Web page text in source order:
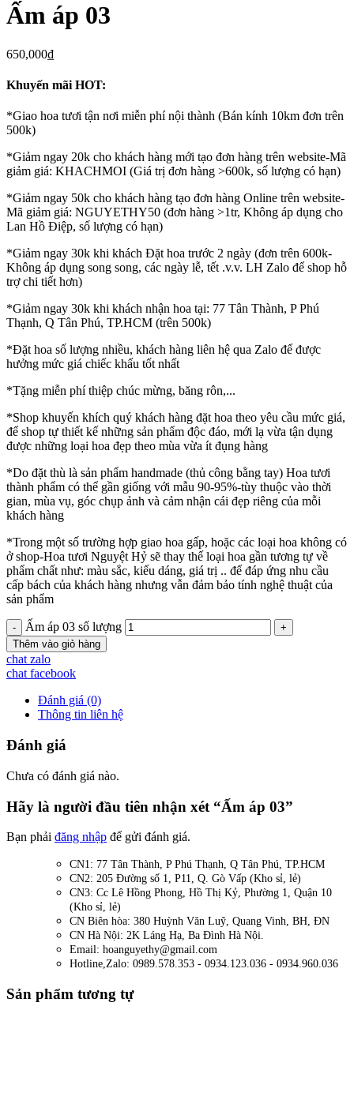
Ấm áp 03
650,000₫
Khuyến mãi HOT:
*Giao hoa tươi tận nơi miễn phí nội thành (Bán kính 10km đơn trên
500k)
*Giảm ngay 20k cho khách hàng mới tạo đơn hàng trên website-Mã
giảm giá: KHACHMOI (Giá trị đơn hàng >600k, số lượng có hạn)
*Giảm ngay 50k cho khách hàng tạo đơn hàng Online trên website-
Mã giảm giá: NGUYETHY50 (đơn hàng >1tr, Không áp dụng cho
Lan Hồ Điệp, số lượng có hạn)
*Giảm ngay 30k khi khách Đặt hoa trước 2 ngày (đơn trên 600k-
Không áp dụng song song, các ngày lễ, tết .v.v. LH Zalo để shop hỗ
trợ chi tiết hơn)
*Giảm ngay 30k khi khách nhận hoa tại: 77 Tân Thành, P Phú
Thạnh, Q Tân Phú, TP.HCM (trên 500k)
*Đặt hoa số lượng nhiều, khách hàng liên hệ qua Zalo để được
hưởng mức giá chiếc khấu tốt nhất
*Tặng miễn phí thiệp chúc mừng, băng rôn,...
*Shop khuyến khích quý khách hàng đặt hoa theo yêu cầu mức giá,
để shop tự thiết kế những sản phẩm độc đáo, mới lạ vừa tận dụng
được những loại hoa đẹp theo mùa vừa ít đụng hàng
*Do đặt thù là sản phẩm handmade (thủ công bằng tay) Hoa tươi
thành phẩm có thể gần giống với mẫu 90-95%-tùy thuộc vào thời
gian, mùa vụ, góc chụp ảnh và cảm nhận cái đẹp riêng của mỗi
khách hàng
*Trong một số trường hợp giao hoa gấp, hoặc các loại hoa không có
ở shop-Hoa tươi Nguyệt Hỷ sẽ thay thế loại hoa gần tương tự về
phẩm chất như: màu sắc, kiểu dáng, giá trị .. để đáp ứng nhu cầu
cấp bách của khách hàng nhưng vẫn đảm bảo tính nghệ thuật của
sản phẩm
Ấm áp 03 số lượng
Thêm vào giỏ hàng
chat zalo
chat facebook
Đánh giá (0)
Thông tin liên hệ
Đánh giá
Chưa có đánh giá nào.
Hãy là người đầu tiên nhận xét “Ấm áp 03”
Bạn phải đăng nhập để gửi đánh giá.
CN1: 77 Tân Thành, P Phú Thạnh, Q Tân Phú, TP.HCM
CN2: 205 Đường số 1, P11, Q. Gò Vấp (Kho sỉ, lẻ)
CN3: Cc Lê Hồng Phong, Hồ Thị Kỷ, Phường 1, Quận 10
(Kho sỉ, lẻ)
CN Biên hòa: 380 Huỳnh Văn Luỹ, Quang Vinh, BH, ĐN
CN Hà Nội: 2K Láng Hạ, Ba Đình Hà Nội.
Email: hoanguyethy@gmail.com
Hotline,Zalo: 0989.578.353 - 0934.123.036 - 0934.960.036
Sản phẩm tương tự